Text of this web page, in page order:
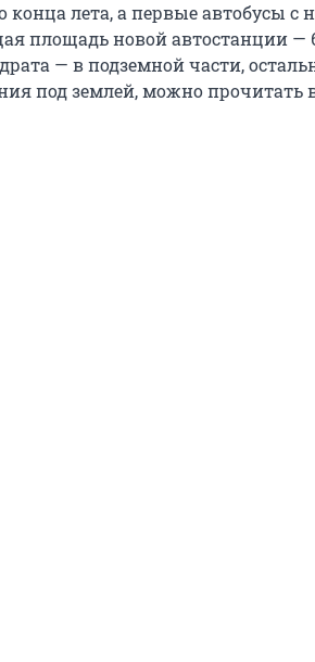
лета, а первые автобусы с
площадь новой автостанции —
— в подземной части,
под землей, можно прочитать